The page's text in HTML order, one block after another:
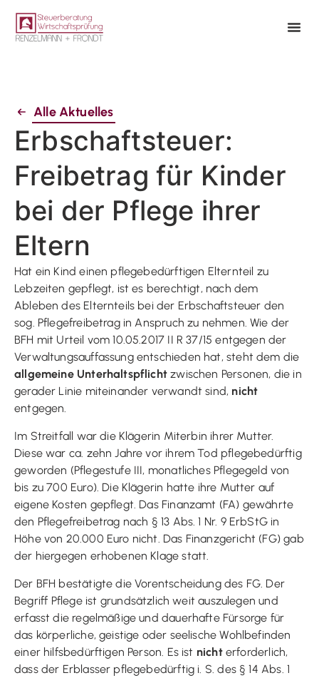
Alle Aktuelles
Erbschaftsteuer:
Freibetrag für Kinder
bei der Pflege ihrer
Eltern
Hat ein Kind einen pflegebedürftigen Elternteil zu
Lebzeiten gepflegt, ist es berechtigt, nach dem
Ableben des Elternteils bei der Erbschaftsteuer den
sog. Pflegefreibetrag in Anspruch zu nehmen. Wie der
BFH mit Urteil vom 10.05.2017 II R 37/15 entgegen der
Verwaltungsauffassung entschieden hat, steht dem die
allgemeine Unterhaltspflicht zwischen Personen, die in
gerader Linie miteinander verwandt sind, nicht
entgegen.
Im Streitfall war die Klägerin Miterbin ihrer Mutter.
Diese war ca. zehn Jahre vor ihrem Tod pflegebedürftig
geworden (Pflegestufe III, monatliches Pflegegeld von
bis zu 700 Euro). Die Klägerin hatte ihre Mutter auf
eigene Kosten gepflegt. Das Finanzamt (FA) gewährte
den Pflegefreibetrag nach § 13 Abs. 1 Nr. 9 ErbStG in
Höhe von 20.000 Euro nicht. Das Finanzgericht (FG) gab
der hiergegen erhobenen Klage statt.
Der BFH bestätigte die Vorentscheidung des FG. Der
Begriff Pflege ist grundsätzlich weit auszulegen und
erfasst die regelmäßige und dauerhafte Fürsorge für
das körperliche, geistige oder seelische Wohlbefinden
einer hilfsbedürftigen Person. Es ist nichterforderlich,
dass der Erblasser pflegebedürftig i. S. des § 14 Abs. 1